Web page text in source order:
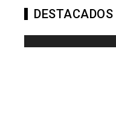
DESTACADOS